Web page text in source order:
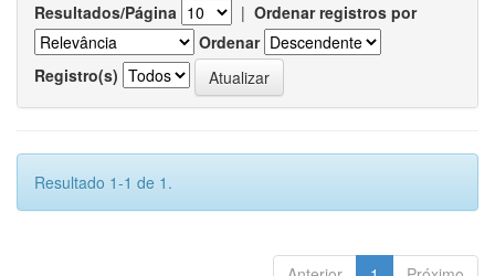
Resultados/Página | Ordenar registros por
Ordenar
Registro(s)
Resultado 1-1 de 1.